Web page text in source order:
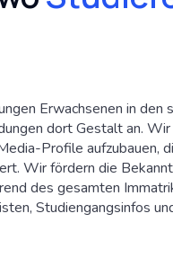
Erwachsenen in den
dort Gestalt an.
Profile aufzubauen,
Wir fördern die
des gesamten
Studiengangsinfos